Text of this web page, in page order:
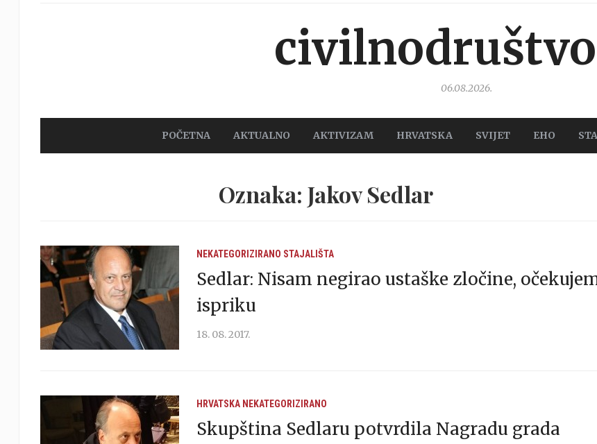
06.08.2026.
POČETNA AKTUALNO AKTIVIZAM HRVATSKA SVIJET EHO
Oznaka: Jakov Sedlar
NEKATEGORIZIRANO STAJALIŠTA
Sedlar: Nisam negirao ustaške zločine,
ispriku
18. 08. 2017.
HRVATSKA NEKATEGORIZIRANO
Skupština Sedlaru potvrdila Nagradu grada